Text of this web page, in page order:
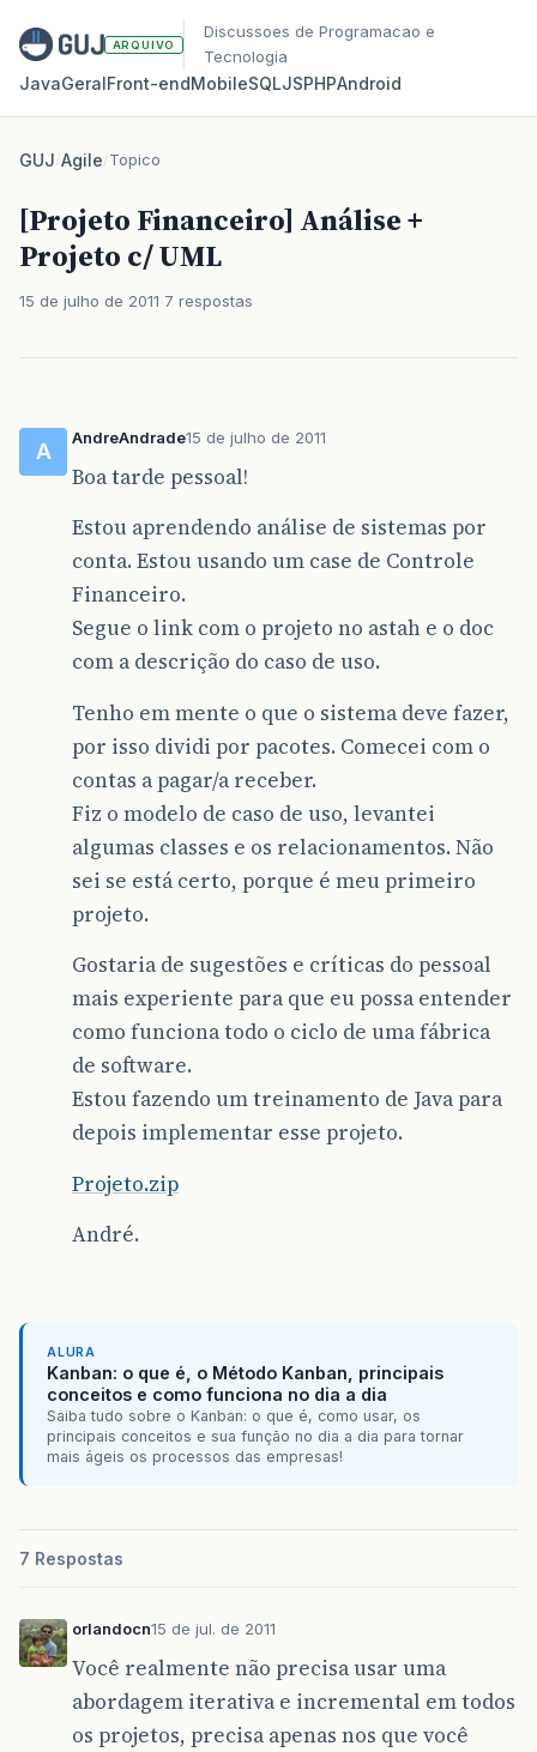
ARQUIVO
Discussoes de Programacao e
Tecnologia
JavaGeralFront‑endMobileSQLJSPHPAndroid
GUJ/Agile/Topico
[Projeto Financeiro] Análise +
Projeto c/ UML
15 de julho de 2011 7 respostas
A
AndreAndrade15 de julho de 2011
Boa tarde pessoal!
Estou aprendendo análise de sistemas por
conta. Estou usando um case de Controle
Financeiro.
Segue o link com o projeto no astah e o doc
com a descrição do caso de uso.
Tenho em mente o que o sistema deve fazer,
por isso dividi por pacotes. Comecei com o
contas a pagar/a receber.
Fiz o modelo de caso de uso, levantei
algumas classes e os relacionamentos. Não
sei se está certo, porque é meu primeiro
projeto.
Gostaria de sugestões e críticas do pessoal
mais experiente para que eu possa entender
como funciona todo o ciclo de uma fábrica
de software.
Estou fazendo um treinamento de Java para
depois implementar esse projeto.
Projeto.zip
André.
ALURA
Kanban: o que é, o Método Kanban, principais
conceitos e como funciona no dia a dia
Saiba tudo sobre o Kanban: o que é, como usar, os
principais conceitos e sua função no dia a dia para tornar
mais ágeis os processos das empresas!
7 Respostas
orlandocn15 de jul. de 2011
Você realmente não precisa usar uma
abordagem iterativa e incremental em todos
os projetos, precisa apenas nos que você